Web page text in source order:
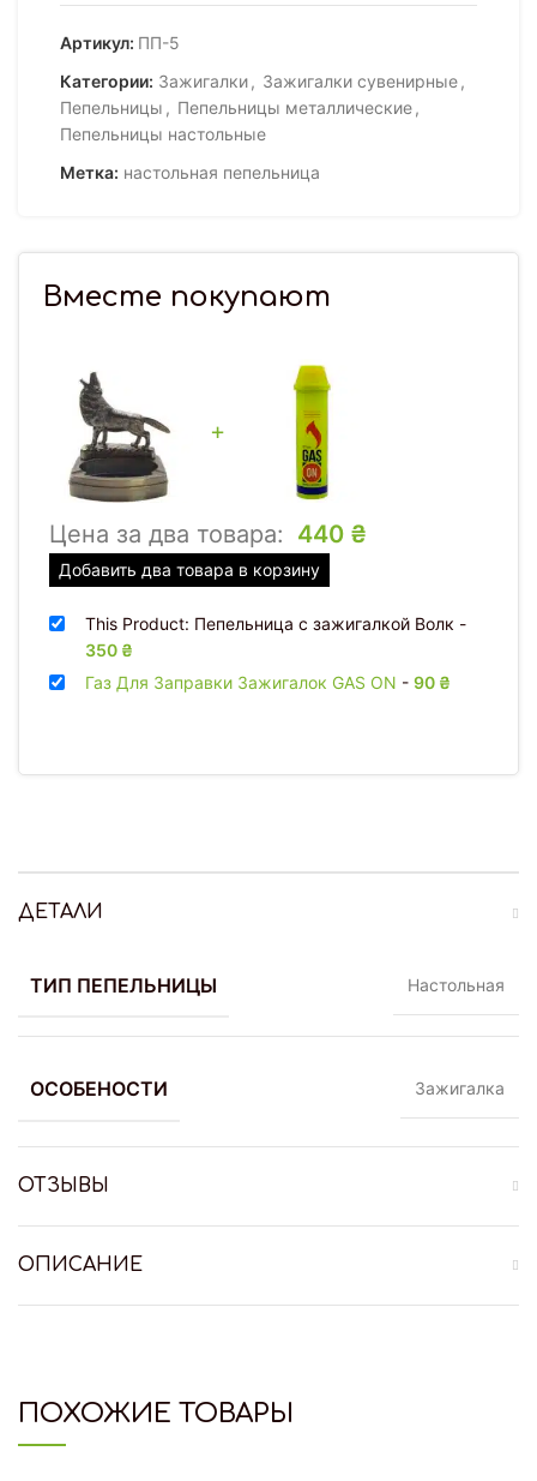
Артикул: ПП-5
Категории: Зажигалки, Зажигалки сувенирные,
Пепельницы , Пепельницы металлические,
Пепельницы настольные
Метка: настольная пепельница
ДЕТАЛИ
ТИП ПЕПЕЛЬНИЦЫ Настольная
ОСОБЕНОСТИ Зажигалка
ОТЗЫВЫ
ОПИСАНИЕ
Вместе покупают
+
Цена за два товара: 440 ₴
Добавить два товара в корзину
This Product: Пепельница с зажигалкой Волк -
350 ₴
Газ Для Заправки Зажигалок GAS ON - 90 ₴
ПОХОЖИЕ ТОВАРЫ